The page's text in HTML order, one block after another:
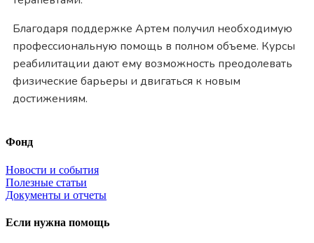
Благодаря поддержке Артем получил необходимую
профессиональную помощь в полном объеме. Курсы
реабилитации дают ему возможность преодолевать
физические барьеры и двигаться к новым
достижениям.
Фонд
Новости и события
Полезные статьи
Документы и отчеты
Если нужна помощь